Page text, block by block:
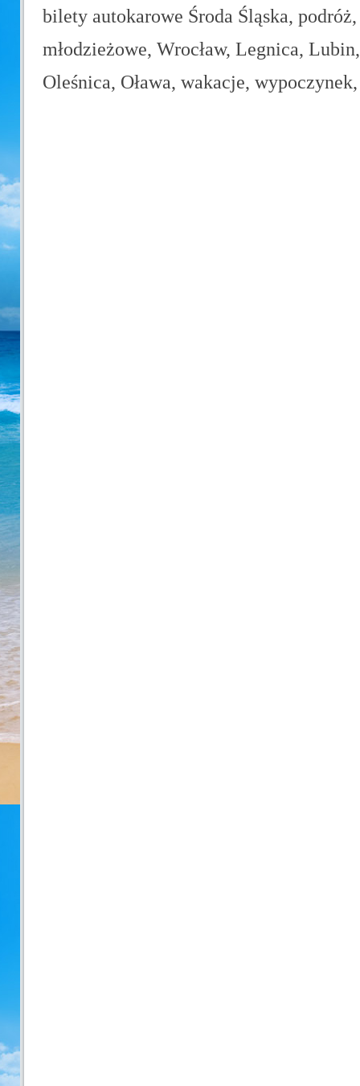
bilety autokarowe Środa Śląska,
młodzieżowe, Wrocław, Legnica,
Oleśnica, Oława, wakacje,